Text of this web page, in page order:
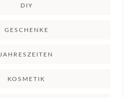
DIY
GESCHENKE
JAHRESZEITEN
KOSMETIK